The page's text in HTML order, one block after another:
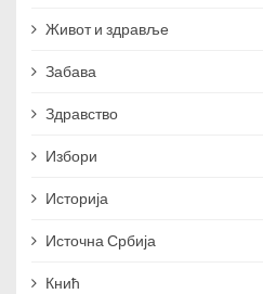
Живот и здравље
Забава
Здравство
Избори
Историја
Источна Србија
Кнић